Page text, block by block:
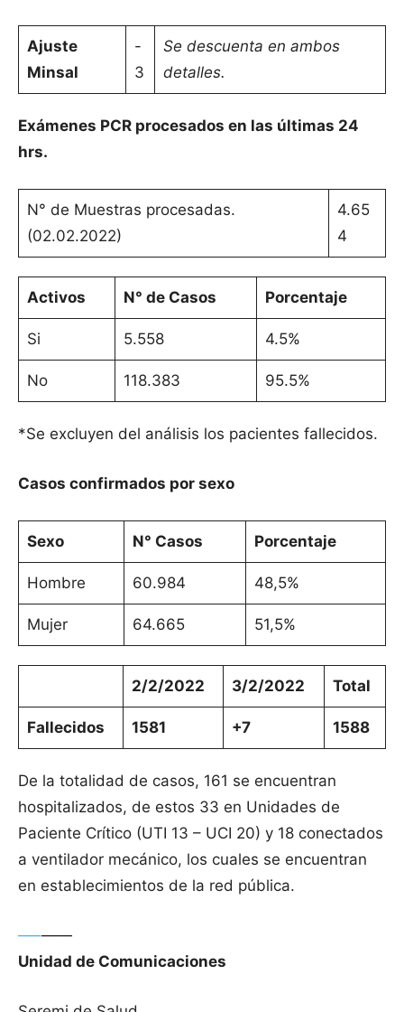
Ajuste
Minsal
-
3
Se descuenta en ambos
detalles.
Exámenes PCR procesados en las últimas 24
hrs.
N° de Muestras procesadas.
(02.02.2022)
4.65
4
Activos N° de Casos Porcentaje
Si 5.558 4.5%
No 118.383 95.5%
*Se excluyen del análisis los pacientes fallecidos.
Casos confirmados por sexo
Sexo N° Casos Porcentaje
Hombre 60.984 48,5%
Mujer 64.665 51,5%
2/2/2022 3/2/2022 Total
Fallecidos 1581 +7 1588
De la totalidad de casos, 161 se encuentran
hospitalizados, de estos 33 en Unidades de
Paciente Crítico (UTI 13 – UCI 20) y 18 conectados
a ventilador mecánico, los cuales se encuentran
en establecimientos de la red pública.
—–——
Unidad de Comunicaciones